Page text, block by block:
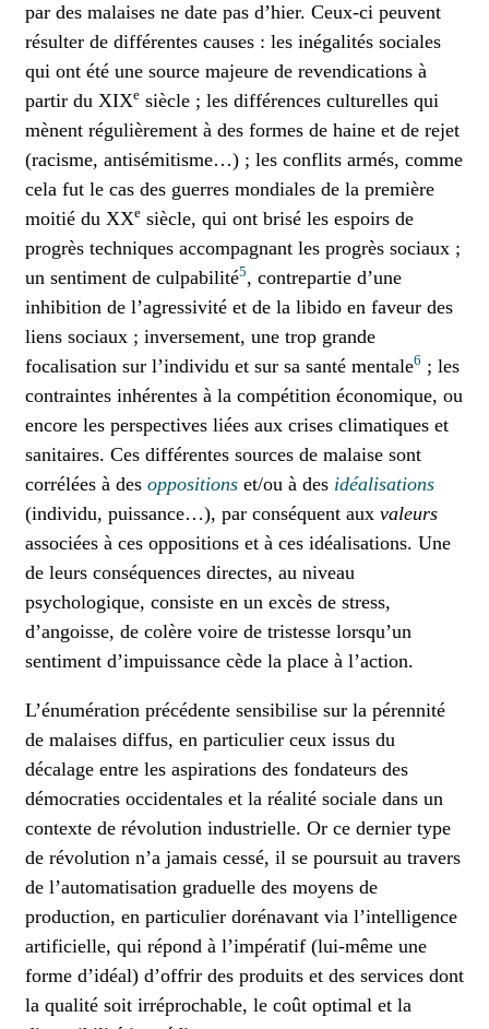
par des malaises ne date pas d’hier. Ceux-ci peuvent
résulter de différentes causes : les inégalités sociales
qui ont été une source majeure de revendications à
partir du XIXe siècle ; les différences culturelles qui
mènent régulièrement à des formes de haine et de rejet
(racisme, antisémitisme…) ; les conflits armés, comme
cela fut le cas des guerres mondiales de la première
moitié du XXe siècle, qui ont brisé les espoirs de
progrès techniques accompagnant les progrès sociaux ;
un sentiment de culpabilité5, contrepartie d’une
inhibition de l’agressivité et de la libido en faveur des
liens sociaux ; inversement, une trop grande
focalisation sur l’individu et sur sa santé mentale6 ; les
contraintes inhérentes à la compétition économique, ou
encore les perspectives liées aux crises climatiques et
sanitaires. Ces différentes sources de malaise sont
corrélées à des oppositions et/ou à des idéalisations
(individu, puissance…), par conséquent aux valeurs
associées à ces oppositions et à ces idéalisations. Une
de leurs conséquences directes, au niveau
psychologique, consiste en un excès de stress,
d’angoisse, de colère voire de tristesse lorsqu’un
sentiment d’impuissance cède la place à l’action.
L’énumération précédente sensibilise sur la pérennité
de malaises diffus, en particulier ceux issus du
décalage entre les aspirations des fondateurs des
démocraties occidentales et la réalité sociale dans un
contexte de révolution industrielle. Or ce dernier type
de révolution n’a jamais cessé, il se poursuit au travers
de l’automatisation graduelle des moyens de
production, en particulier dorénavant via l’intelligence
artificielle, qui répond à l’impératif (lui-même une
forme d’idéal) d’offrir des produits et des services dont
la qualité soit irréprochable, le coût optimal et la